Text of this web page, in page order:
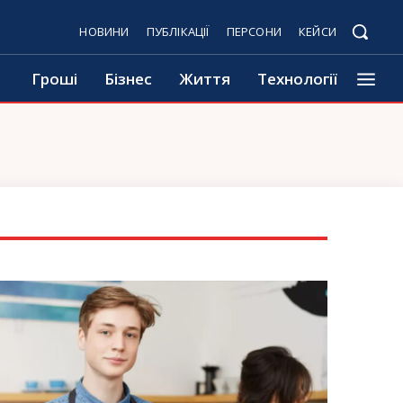
НОВИНИ ПУБЛІКАЦІЇ ПЕРСОНИ КЕЙСИ
Гроші Бізнес Життя Технології